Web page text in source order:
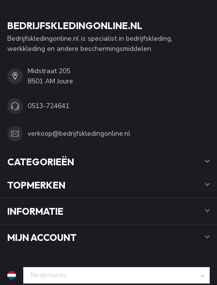
BEDRIJFSKLEDINGONLINE.NL
Bedrijfskledingonline.nl is specialist in bedrijfskleding,
werkkleding en andere beschermingsmiddelen.
Midstraat 205
8501 AM Joure
0513-724641
verkoop@bedrijfskledingonline.nl
CATEGORIEËN
TOPMERKEN
INFORMATIE
MIJN ACCOUNT